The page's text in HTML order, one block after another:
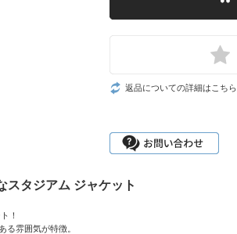
返品についての詳細はこちら
スタジアム ジャケット
！
る雰囲気が特徴。